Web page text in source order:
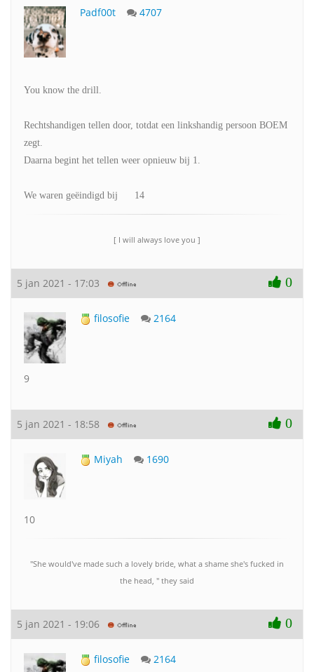
Padf00t 4707
You know the drill.
Rechtshandigen tellen door, totdat een linkshandig persoon BOEM
zegt.
Daarna begint het tellen weer opnieuw bij 1.
We waren geëindigd bij 14
[ I will always love you ]
5 jan 2021 - 17:03 0
filosofie 2164
9
5 jan 2021 - 18:58 0
Miyah 1690
10
"She would've made such a lovely bride, what a shame she's fucked in
the head, " they said
5 jan 2021 - 19:06 0
filosofie 2164